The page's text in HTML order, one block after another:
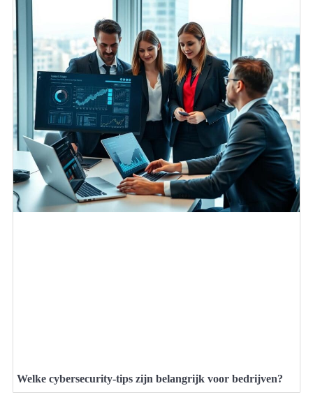
Welke cybersecurity-tips zijn belangrijk voor bedrijven?